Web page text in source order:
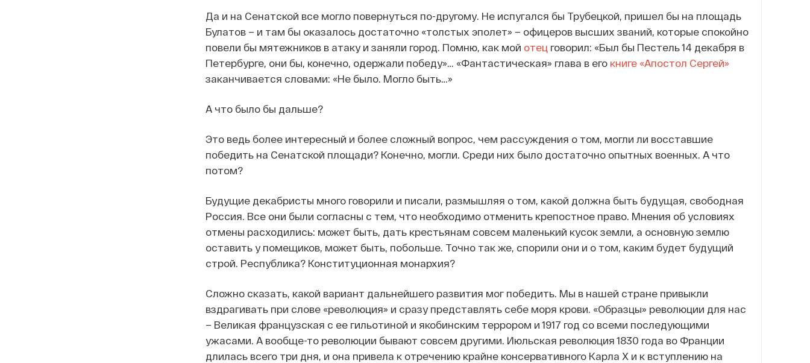
Да и на Сенатской все могло повернуться по-другому. Не испугался бы Трубецкой, пришел бы на площадь
Булатов – и там бы оказалось достаточно «толстых эполет» – офицеров высших званий, которые спокойно
повели бы мятежников в атаку и заняли город. Помню, как мой отец говорил: «Был бы Пестель 14 декабря в
Петербурге, они бы, конечно, одержали победу»… «Фантастическая» глава в его книге «Апостол Сергей»
заканчивается словами: «Не было. Могло быть…»
А что было бы дальше?
Это ведь более интересный и более сложный вопрос, чем рассуждения о том, могли ли восставшие
победить на Сенатской площади? Конечно, могли. Среди них было достаточно опытных военных. А что
потом?
Будущие декабристы много говорили и писали, размышляя о том, какой должна быть будущая, свободная
Россия. Все они были согласны с тем, что необходимо отменить крепостное право. Мнения об условиях
отмены расходились: может быть, дать крестьянам совсем маленький кусок земли, а основную землю
оставить у помещиков, может быть, побольше. Точно так же, спорили они и о том, каким будет будущий
строй. Республика? Конституционная монархия?
Сложно сказать, какой вариант дальнейшего развития мог победить. Мы в нашей стране привыкли
вздрагивать при слове «революция» и сразу представлять себе моря крови. «Образцы» революции для нас
– Великая французская с ее гильотиной и якобинским террором и 1917 год со всеми последующими
ужасами. А вообще-то революции бывают совсем другими. Июльская революция 1830 года во Франции
длилась всего три дня, и она привела к отречению крайне консервативного Карла Х и к вступлению на